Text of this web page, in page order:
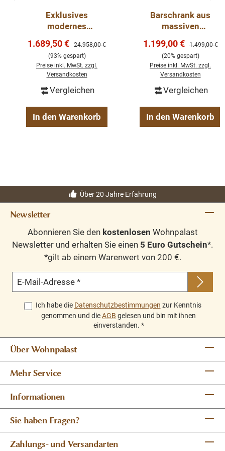
Exklusives
modernes
aus massiver Eiche
– 495 cm
Verkaufspreis:
1.689,50 € Regulärer Preis:
24.958,00 €
(93% gespart)
Preise inkl. MwSt. zzgl.
Versandkosten
Vergleichen
In den Warenkorb
Barschrank aus
massiven
cm Breit - Landhaus
Schrank
Verkaufspreis:
1.199,00 € Regulärer
1.499,00 €
(20% gespart)
Preise inkl. MwSt. zzgl.
Versandkosten
Vergleichen
In den Warenkorb
Über 20 Jahre Erfahrung
Newsletter
Abonnieren Sie den kostenlosen Wohnpalast
Newsletter und erhalten Sie einen 5 Euro Gutschein*.
*gilt ab einem Warenwert von 200 €.
E-Mail-Adresse *
Ich habe die Datenschutzbestimmungen zur Kenntnis
genommen und dieAGB gelesen und bin mit ihnen
einverstanden. *
Über Wohnpalast
Mehr Service
Informationen
Sie haben Fragen?
Zahlungs- und Versandarten